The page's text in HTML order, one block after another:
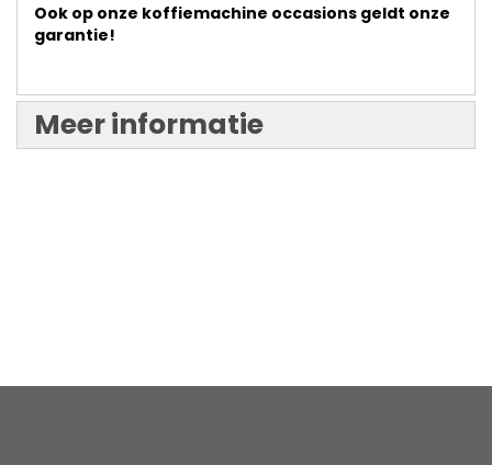
Ook op onze koffiemachine occasions geldt onze
garantie!
Meer informatie